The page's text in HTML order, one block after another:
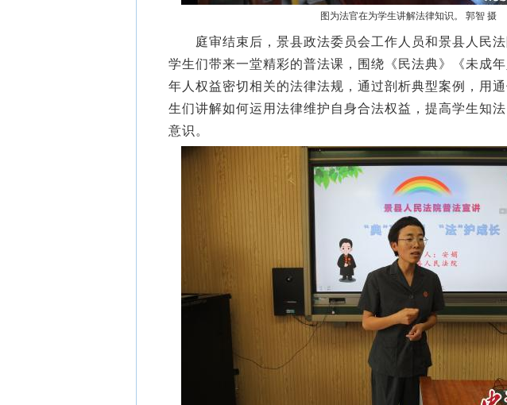
图为法官在为学生讲解法律知识。 郭智 摄
庭审结束后，景县政法委员会工作人员和景县人民法
学生们带来一堂精彩的普法课，围绕《民法典》《未成
年人权益密切相关的法律法规，通过剖析典型案例，用
生们讲解如何运用法律维护自身合法权益，提高学生知
意识。